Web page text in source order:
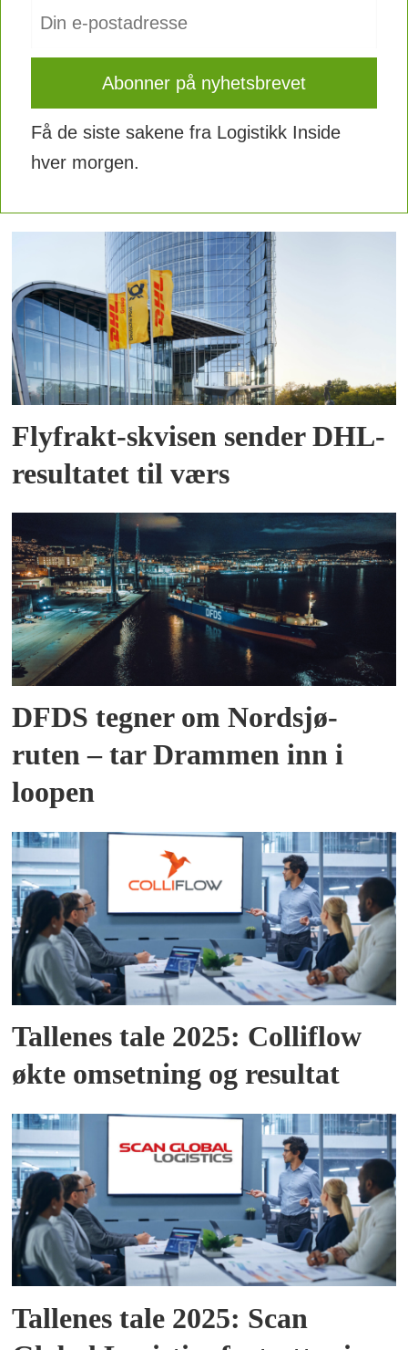
Få de siste sakene fra Logistikk Inside
hver morgen.
Flyfrakt-skvisen sender DHL-
resultatet til værs
DFDS tegner om Nordsjø-
ruten – tar Drammen inn i
loopen
Tallenes tale 2025: Colliflow
økte omsetning og resultat
Tallenes tale 2025: Scan